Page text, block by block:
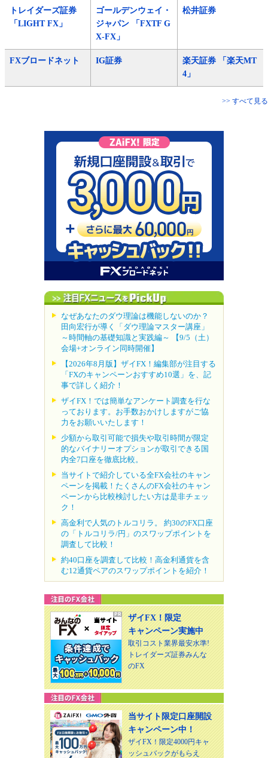
トレイダーズ証券
「LIGHT FX」
ゴールデンウェイ・
ジャパン 「FXTF G
X-FX」
松井証券
FXブロードネット IG証券
楽天証券 「楽天MT
4」
>> すべて見る
なぜあなたのダウ理論は機能しないのか？
田向宏行が導く「ダウ理論マスター講座」
～時間軸の基礎知識と実践編～ 【9/5（土）
会場+オンライン同時開催】
【2026年8月版】ザイFX！編集部が注目する
「FXのキャンペーンおすすめ10選」を、記
事で詳しく紹介！
ザイFX！では簡単なアンケート調査を行な
っております。お手数おかけしますがご協
力をお願いいたします！
少額から取引可能で損失や取引時間が限定
的なバイナリーオプションが取引できる国
内全7口座を徹底比較。
当サイトで紹介している全FX会社のキャン
ペーンを掲載！たくさんのFX会社のキャン
ペーンから比較検討したい方は是非チェッ
ク！
高金利で人気のトルコリラ。 約30のFX口座
の「トルコリラ/円」のスワップポイントを
調査して比較！
約40口座を調査して比較！高金利通貨を含
む12通貨ペアのスワップポイントを紹介！
ザイFX！限定
キャンペーン実施中
取引コスト業界最安水準!
トレイダーズ証券みんな
のFX
当サイト限定口座開設
キャンペーン中！
ザイFX！限定4000円キャ
ッシュバックがもらえ